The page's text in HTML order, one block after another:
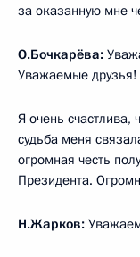
за оказанную мне
О.Бочкарёва:
Уважаемые друзья!
Я очень счастлива,
судьба меня
огромная честь
Президента.
Н.Жарков: